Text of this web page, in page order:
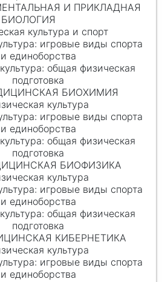
И ПРИКЛАДНАЯ
БИОЛОГИЯ
культура и спорт
игровые виды спорта
и единоборства
общая физическая
подготовка
БИОХИМИЯ
культура
игровые виды спорта
и единоборства
общая физическая
подготовка
БИОФИЗИКА
культура
игровые виды спорта
и единоборства
общая физическая
подготовка
КИБЕРНЕТИКА
культура
игровые виды спорта
и единоборства